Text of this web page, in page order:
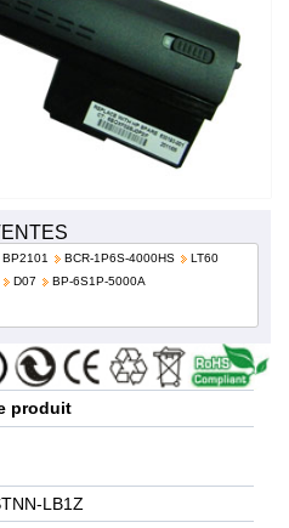
BP2101 BCR-1P6S-4000HS
LT60
D07 BP-6S1P-5000A
produit
LB1Z